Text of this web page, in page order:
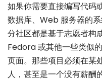
如果你需要直接编写代码
数据库、Web 服务器的
分社区都是基于志愿者构
Fedora 或其他一些类似
页面。那些项目必须在某
人，甚至是一个没有薪酬